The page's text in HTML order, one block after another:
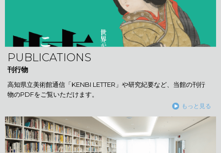
PUBLICATIONS
刊行物
高知県立美術館通信「KENBI LETTER」や研究紀要など、当館の刊行
物のPDFをご覧いただけます。
もっと見る